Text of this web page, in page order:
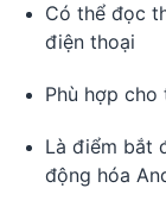
Có thể đọc
điện thoại
Phù hợp
Là điểm bắt
động hóa